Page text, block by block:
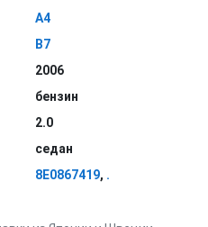
A4
B7
2006
бензин
2.0
седан
8E0867419, .